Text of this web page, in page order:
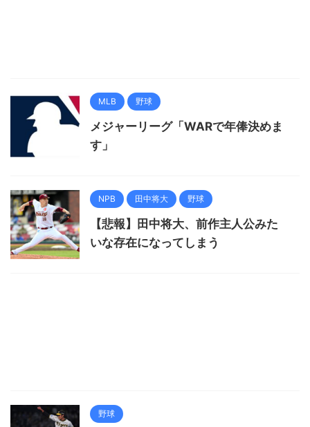
MLB 野球
メジャーリーグ「WARで年俸決めま
す」
NPB 田中将大 野球
【悲報】田中将大、前作主人公みた
いな存在になってしまう
野球